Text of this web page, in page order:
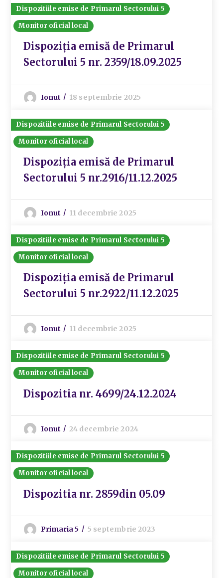
Dispozitiile emise de Primarul Sectorului 5
Monitor oficial local
Dispoziția emisă de Primarul
Sectorului 5 nr. 2359/18.09.2025
Ionut 18 septembrie 2025
Dispozitiile emise de Primarul Sectorului 5
Monitor oficial local
Dispoziția emisă de Primarul
Sectorului 5 nr.2916/11.12.2025
Ionut 11 decembrie 2025
Dispozitiile emise de Primarul Sectorului 5
Monitor oficial local
Dispoziția emisă de Primarul
Sectorului 5 nr.2922/11.12.2025
Ionut 11 decembrie 2025
Dispozitiile emise de Primarul Sectorului 5
Monitor oficial local
Dispozitia nr. 4699/24.12.2024
Ionut 24 decembrie 2024
Dispozitiile emise de Primarul Sectorului 5
Monitor oficial local
Dispozitia nr. 2859din 05.09
Primaria 5 5 septembrie 2023
Dispozitiile emise de Primarul Sectorului 5
Monitor oficial local